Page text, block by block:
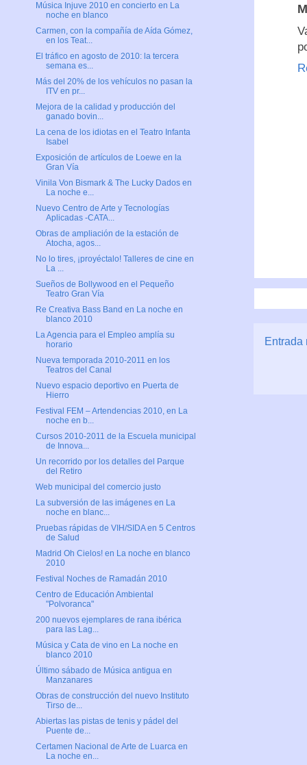
Entrada
Música Injuve 2010 en concierto en La
noche en blanco
Carmen, con la compañía de Aída Gómez,
en los Teat...
El tráfico en agosto de 2010: la tercera
semana es...
Más del 20% de los vehículos no pasan la
ITV en pr...
Mejora de la calidad y producción del
ganado bovin...
La cena de los idiotas en el Teatro Infanta
Isabel
Exposición de artículos de Loewe en la
Gran Vía
Vinila Von Bismark & The Lucky Dados en
La noche e...
Nuevo Centro de Arte y Tecnologías
Aplicadas -CATA...
Obras de ampliación de la estación de
Atocha, agos...
No lo tires, ¡proyéctalo! Talleres de cine en
La ...
Sueños de Bollywood en el Pequeño
Teatro Gran Vía
Re Creativa Bass Band en La noche en
blanco 2010
La Agencia para el Empleo amplía su
horario
Nueva temporada 2010-2011 en los
Teatros del Canal
Nuevo espacio deportivo en Puerta de
Hierro
Festival FEM – Artendencias 2010, en La
noche en b...
Cursos 2010-2011 de la Escuela municipal
de Innova...
Un recorrido por los detalles del Parque
del Retiro
Web municipal del comercio justo
La subversión de las imágenes en La
noche en blanc...
Pruebas rápidas de VIH/SIDA en 5 Centros
de Salud
Madrid Oh Cielos! en La noche en blanco
2010
Festival Noches de Ramadán 2010
Centro de Educación Ambiental
"Polvoranca"
200 nuevos ejemplares de rana ibérica
para las Lag...
Música y Cata de vino en La noche en
blanco 2010
Último sábado de Música antigua en
Manzanares
Obras de construcción del nuevo Instituto
Tirso de...
Abiertas las pistas de tenis y pádel del
Puente de...
Certamen Nacional de Arte de Luarca en
La noche en...